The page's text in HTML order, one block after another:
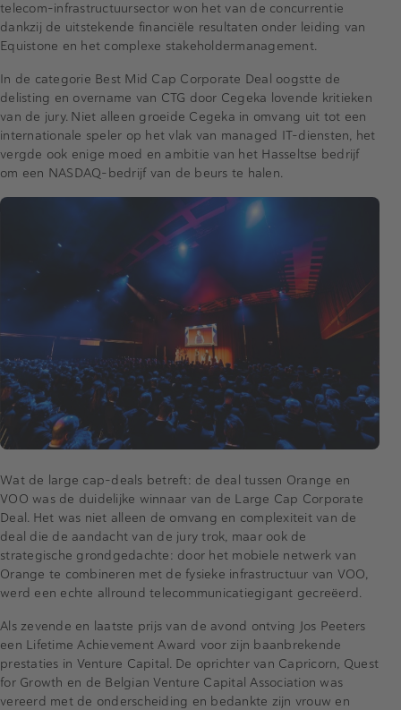
telecom-infrastructuursector won het van de concurrentie
dankzij de uitstekende financiële resultaten onder leiding van
Equistone en het complexe stakeholdermanagement.
In de categorie Best Mid Cap Corporate Deal oogstte de
delisting en overname van CTG door Cegeka lovende kritieken
van de jury. Niet alleen groeide Cegeka in omvang uit tot een
internationale speler op het vlak van managed IT-diensten, het
vergde ook enige moed en ambitie van het Hasseltse bedrijf
om een NASDAQ-bedrijf van de beurs te halen.
Wat de large cap-deals betreft: de deal tussen Orange en
VOO was de duidelijke winnaar van de Large Cap Corporate
Deal. Het was niet alleen de omvang en complexiteit van de
deal die de aandacht van de jury trok, maar ook de
strategische grondgedachte: door het mobiele netwerk van
Orange te combineren met de fysieke infrastructuur van VOO,
werd een echte allround telecommunicatiegigant gecreëerd.
Als zevende en laatste prijs van de avond ontving Jos Peeters
een Lifetime Achievement Award voor zijn baanbrekende
prestaties in Venture Capital. De oprichter van Capricorn, Quest
for Growth en de Belgian Venture Capital Association was
vereerd met de onderscheiding en bedankte zijn vrouw en